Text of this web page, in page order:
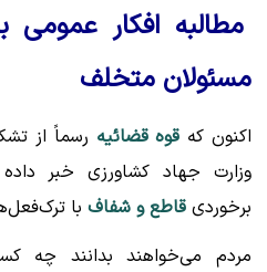
مطالبه افکار عمومی
مسئولان متخلف
اکنون که قوه قضائیه رسماً از
وزارت جهاد کشاورزی خبر
برخوردی قاطع و شفاف با
مردم می‌خواهند بدانند چه